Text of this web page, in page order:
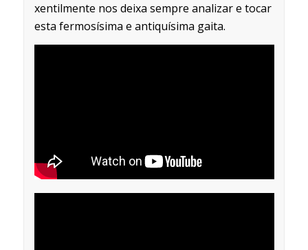
xentilmente nos deixa sempre analizar e tocar
esta fermosísima e antiquísima gaita.